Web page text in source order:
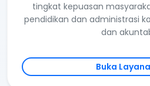
tingkat kepuasan
pendidikan dan administrasi
dan
Buka